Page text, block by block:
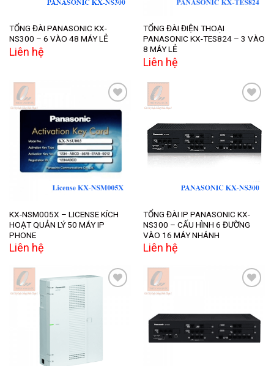
TỔNG ĐÀI PANASONIC KX-
NS300 – 6 VÀO 48 MÁY LẺ
Liên hệ
TỔNG ĐÀI ĐIỆN THOẠI
PANASONIC KX-TES824 – 3 VÀO
8 MÁY LẺ
Liên hệ
Add to
wishlist
KX-NSM005X – LICENSE KÍCH
HOẠT QUẢN LÝ 50 MÁY IP
PHONE
Liên hệ
Add to
wishlist
TỔNG ĐÀI IP PANASONIC KX-
NS300 – CẤU HÌNH 6 ĐƯỜNG
VÀO 16 MÁY NHÁNH
Liên hệ
Add to
wishlist